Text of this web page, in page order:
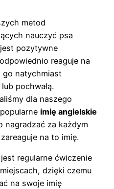
metod
nauczyć psa
pozytywne
reaguje na
go natychmiast
pochwałą.
dla naszego
imię angielskie
nagradzać za każdym
na to imię.
regularne ćwiczenie
dzięki czemu
na swoje imię